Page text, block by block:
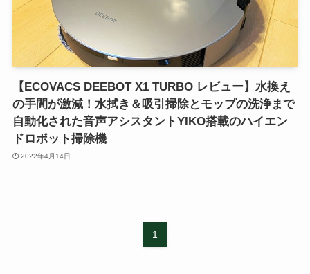
【ECOVACS DEEBOT X1 TURBO レビュー】水換え
の手間が激減！水拭き＆吸引掃除とモップの洗浄まで
自動化された音声アシスタントYIKO搭載のハイエン
ドロボット掃除機
2022年4月14日
1